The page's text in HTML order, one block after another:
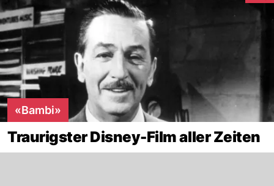
«Bambi»
Traurigster Disney-Film aller Zeiten